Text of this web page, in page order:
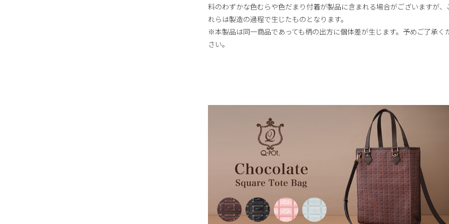
料のわずかな色むらや色だまり付着が製品に含まれる場合がございますが、
れらは製造の過程で生じたものとなります。
※本製品は同一商品であっても柄の出方に個体差が生じます。予めご了承く
さい。